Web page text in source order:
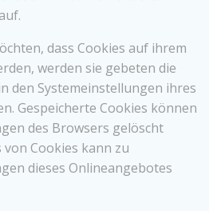
dass Cookies auf ihrem
werden sie gebeten die
den Systemeinstellungen ihres
Gespeicherte Cookies können
des Browsers gelöscht
Cookies kann zu
dieses Onlineangebotes